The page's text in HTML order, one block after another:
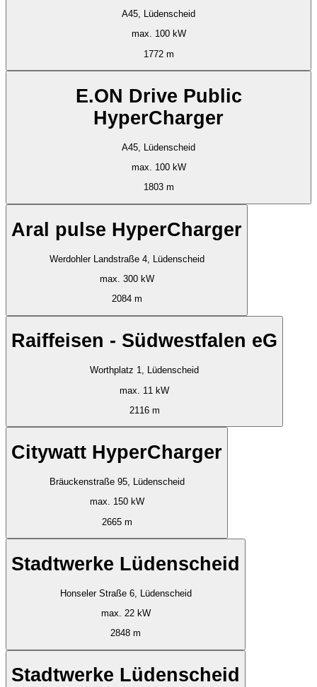
A45, Lüdenscheid
max. 100 kW
1772 m
E.ON Drive Public
HyperCharger
A45, Lüdenscheid
max. 100 kW
1803 m
Aral pulse HyperCharger
Werdohler Landstraße 4, Lüdenscheid
max. 300 kW
2084 m
Raiffeisen - Südwestfalen eG
Worthplatz 1, Lüdenscheid
max. 11 kW
2116 m
Citywatt HyperCharger
Bräuckenstraße 95, Lüdenscheid
max. 150 kW
2665 m
Stadtwerke Lüdenscheid
Honseler Straße 6, Lüdenscheid
max. 22 kW
2848 m
Stadtwerke Lüdenscheid